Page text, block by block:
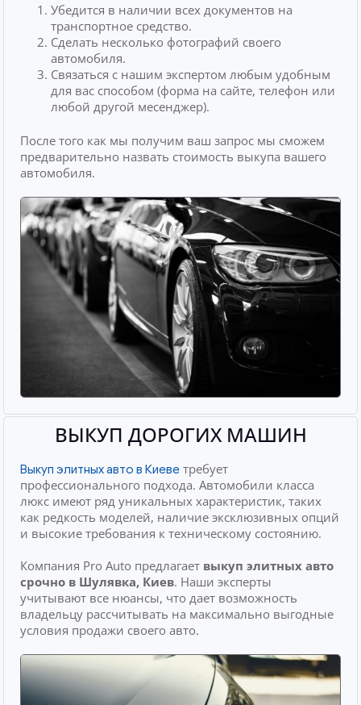
Убедится в наличии всех документов на
транспортное средство.
Сделать несколько фотографий своего
автомобиля.
Связаться с нашим экспертом любым удобным
для вас способом (форма на сайте, телефон или
любой другой месенджер).
После того как мы получим ваш запрос мы сможем
предварительно назвать стоимость выкупа вашего
автомобиля.
ВЫКУП ДОРОГИХ МАШИН
Выкуп элитных авто в Киеве требует
профессионального подхода. Автомобили класса
люкс имеют ряд уникальных характеристик, таких
как редкость моделей, наличие эксклюзивных опций
и высокие требования к техническому состоянию.
Компания Pro Auto предлагает выкуп элитных авто
срочно в Шулявка, Киев. Наши эксперты
учитывают все нюансы, что дает возможность
владельцу рассчитывать на максимально выгодные
условия продажи своего авто.